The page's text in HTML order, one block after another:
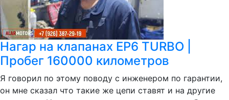
Нагар на клапанах EP6 TURBO |
Пробег 160000 километров
Я говорил по этому поводу с инженером по гарантии,
он мне сказал что такие же цепи ставят и на другие